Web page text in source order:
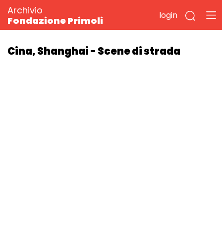
Archivio
Fondazione Primoli
login
Cina, Shanghai - Scene di strada